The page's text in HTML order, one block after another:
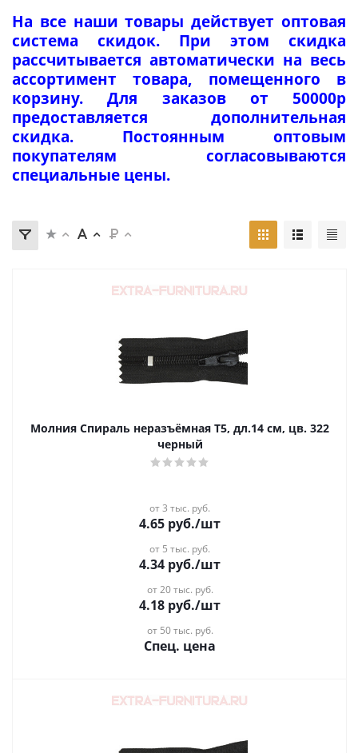
На все наши товары действует оптовая
система скидок. При этом скидка
рассчитывается автоматически на весь
ассортимент товара, помещенного в
корзину. Для заказов от 50000р
предоставляется дополнительная
скидка. Постоянным оптовым
покупателям согласовываются
специальные цены.
Молния Спираль неразъёмная Т5, дл.14 см, цв. 322
черный
от 3 тыс. руб.
4.65 руб./шт
от 5 тыс. руб.
4.34 руб./шт
от 20 тыс. руб.
4.18 руб./шт
от 50 тыс. руб.
Спец. цена